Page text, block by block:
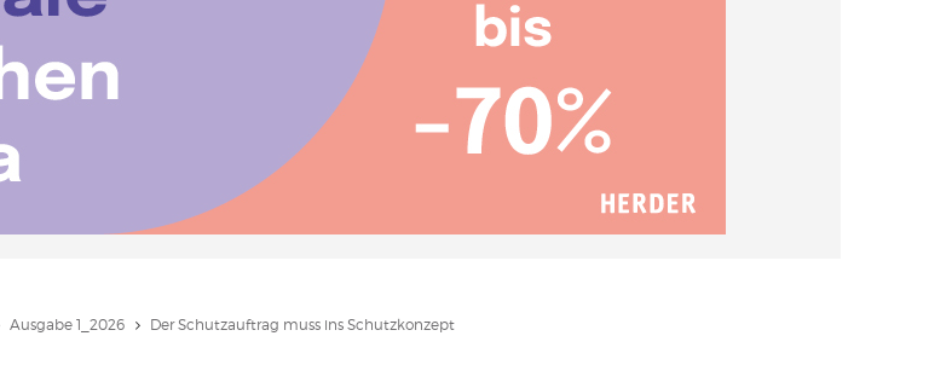
Ausgabe 1_2026 Der Schutzauftrag muss ins Schutzkonzept